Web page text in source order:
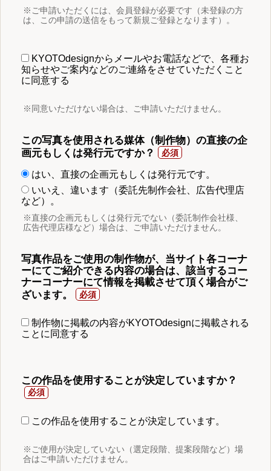
※ご申請いただくには、会員登録が必要です（未登録の方
は、この申請の送信をもって新規ご登録となります）。
KYOTOdesignからメールやお電話などで、各種お
知らせやご案内などのご連絡をさせていただくこと
に同意する
※同意いただけない場合は、ご申請いただけません。
この写真を使用される媒体（制作物）の直接の企
画元もしくは発行元ですか？
はい、直接の企画元もしくは発行元です。
いいえ、違います（委託先制作会社、広告代理店
など）。
※直接の企画元もしくは発行元でない（委託制作会社様、
広告代理店様など）場合は、ご申請いただけません。
写真作品をご使用の制作物が、当サイト各コーナ
ーにてご紹介できる内容の場合は、該当するコー
ナーコーナーにて情報を掲載させて頂く場合がご
ざいます。
制作物に掲載の内容がKYOTOdesignに掲載される
ことに同意する
この作品を使用することが決定していますか？
この作品を使用することが決定しています。
※ご使用が決定していない（選定段階、提案段階など）場
合はご申請いただけません。